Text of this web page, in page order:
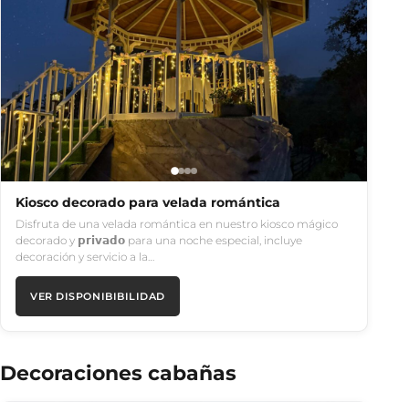
Kiosco decorado para velada romántica
Disfruta de una velada romántica en nuestro kiosco mágico
decorado y 𝗽𝗿𝗶𝘃𝗮𝗱𝗼 para una noche especial, incluye
decoración y servicio a la…
VER DISPONIBIBILIDAD
Decoraciones cabañas